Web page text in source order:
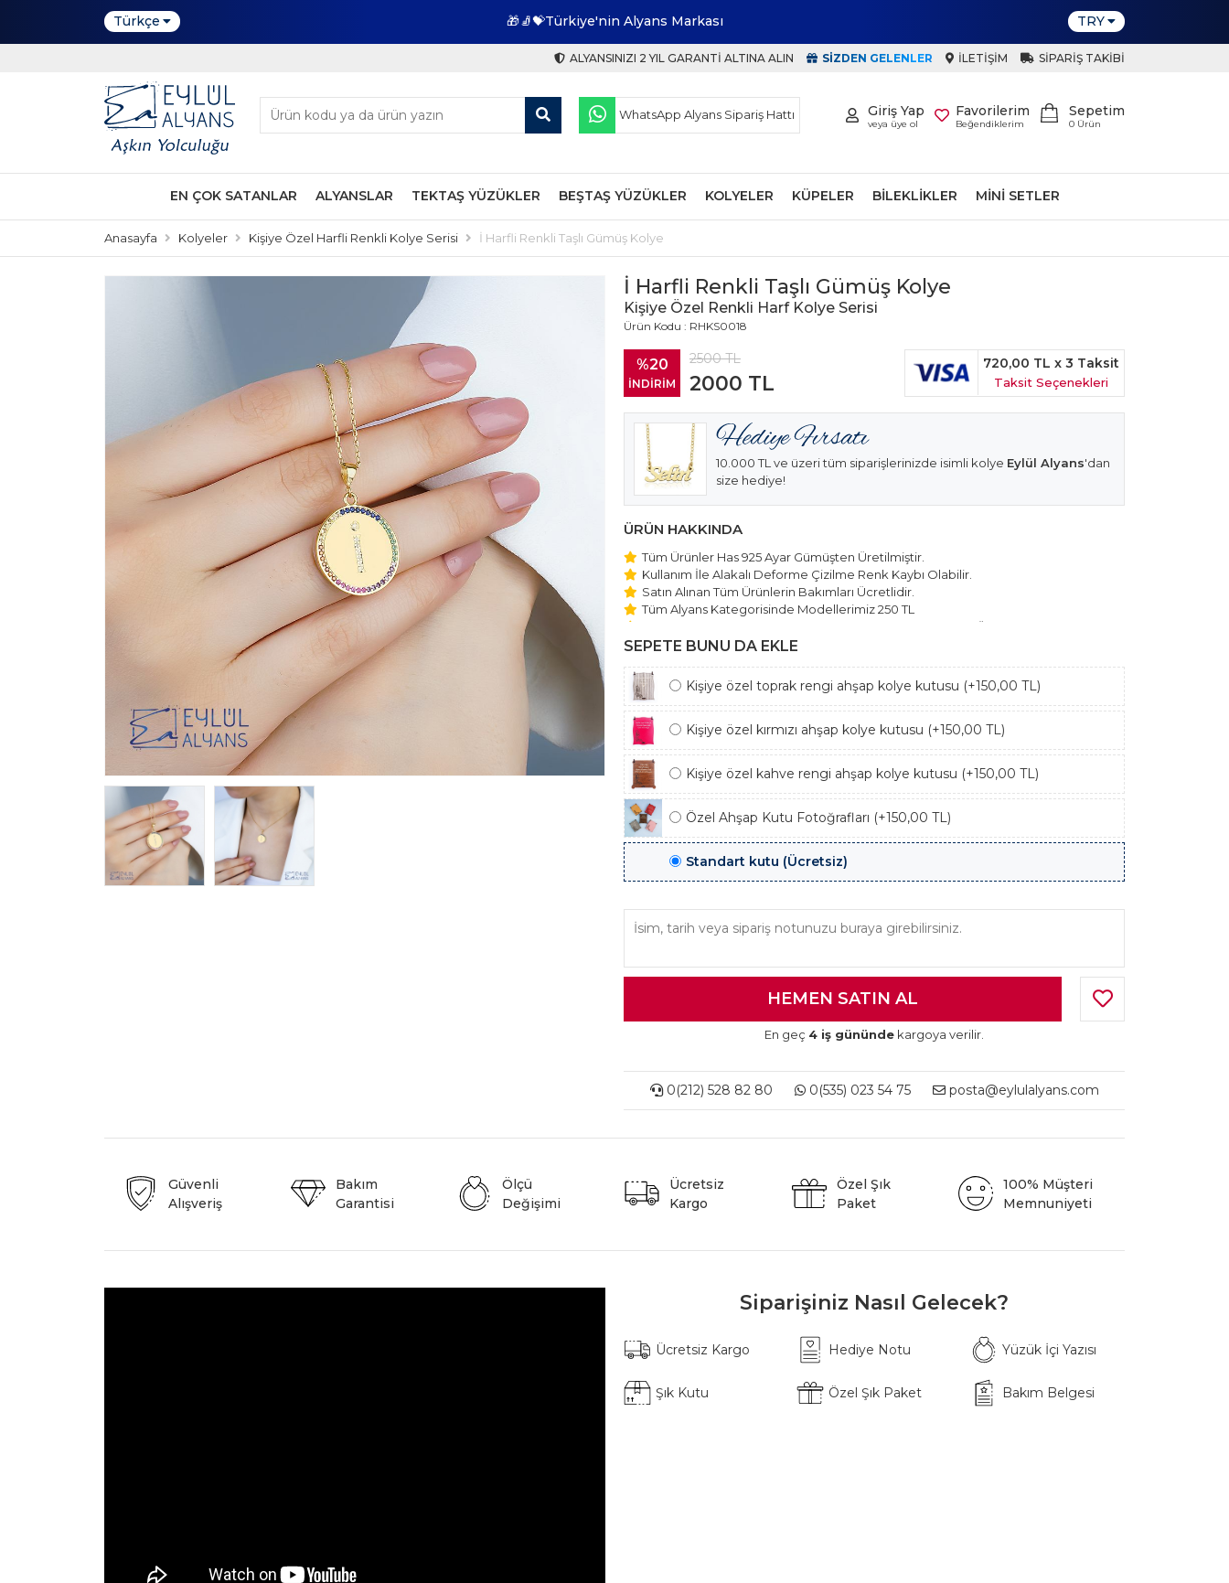
Türkçe 🎁🧦💝Türkiye'nin Alyans Markası TRY
ALYANSINIZI 2 YIL GARANTI ALTINA ALIN SIZDEN GELENLER İLETIŞIM SIPARIŞ TAKIBI
Sepetim
0 Ürün
Favorilerim
Beğendiklerim
Giriş Yap
veya üye ol
WhatsApp Alyans Sipariş Hattı
EN ÇOK SATANLAR ALYANSLAR TEKTAŞ YÜZÜKLER BEŞTAŞ YÜZÜKLER KOLYELER KÜPELER BILEKLIKLER MINI SETLER
Anasayfa Kolyeler Kişiye Özel Harfli Renkli Kolye Serisi İ Harfli Renkli Taşlı Gümüş Kolye
İ Harfli Renkli Taşlı Gümüş Kolye
Kişiye Özel Renkli Harf Kolye Serisi
Ürün Kodu : RHKS0018
%20
İNDİRİM
2500TL
2000 TL
720,00 TL x 3 Taksit
Taksit Seçenekleri
10.000 TL ve üzeri tüm siparişlerinizde isimli kolye Eylül Alyans'dan
size hediye!
ÜRÜN HAKKINDA
Tüm Ürünler Has 925 Ayar Gümüşten Üretilmiştir.
Kullanım İle Alakalı Deforme Çizilme Renk Kaybı Olabilir.
Satın Alınan Tüm Ürünlerin Bakımları Ücretlidir.
Tüm Alyans Kategorisinde Modellerimiz 250 TL
Beştaş Tektaş Kolye ve Bileklik Modellerimiz 150 TL Sabit Ücret ile Hareket
Edilmektedir.
SEPETE BUNU DA EKLE
Kişiye özel toprak rengi ahşap kolye kutusu (+150,00 TL)
Kişiye özel kırmızı ahşap kolye kutusu (+150,00 TL)
Kişiye özel kahve rengi ahşap kolye kutusu (+150,00 TL)
Özel Ahşap Kutu Fotoğrafları (+150,00 TL)
Standart kutu (Ücretsiz)
En geç 4 iş gününde kargoya verilir.
0(212) 528 82 80 0(535) 023 54 75 posta@eylulalyans.com
Güvenli
Alışveriş
Bakım
Garantisi
Ölçü
Değişimi
Ücretsiz
Kargo
Özel Şık
Paket
100% Müşteri
Memnuniyeti
Siparişiniz Nasıl Gelecek?
Ücretsiz Kargo Hediye Notu Yüzük İçi Yazısı
Şık Kutu Özel Şık Paket Bakım Belgesi